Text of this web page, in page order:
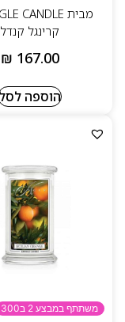
קרינגל קנדל
₪ 167.00
הוספה לסל
משתתף במבצע 2 ב300